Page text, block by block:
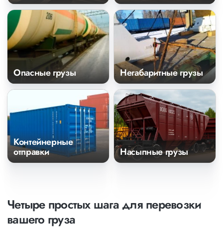
Опасные грузы Негабаритные грузы
Контейнерные
отправки Насыпные грузы
Четыре простых шага для перевозки
вашего груза